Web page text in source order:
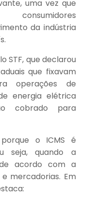
uma vez que
da indústria
STF, que declarou
que fixavam
operações de
energia elétrica
cobrado para
o ICMS é
seja, quando a
acordo com a
mercadorias. Em